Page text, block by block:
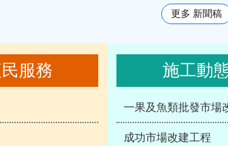
程奪特優
更多 新聞稿
服務 施工動
一果及魚類批發市場
成功市場改建工程